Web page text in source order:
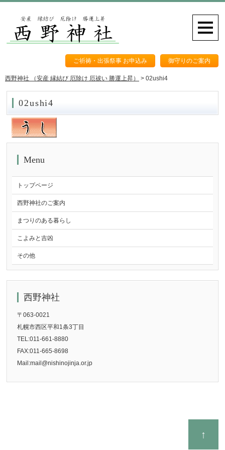
ご祈祷・出張祭事 お申込み 御守りのご案内
西野神社 （安産 縁結び 厄除け 厄祓い 勝運上昇） > 02ushi4
02ushi4
Menu
トップページ
西野神社のご案内
まつりのある暮らし
こよみと吉凶
その他
西野神社
〒063-0021
札幌市西区平和1条3丁目
TEL:011-661-8880
FAX:011-665-8698
Mail:mail@nishinojinja.or.jp
↑